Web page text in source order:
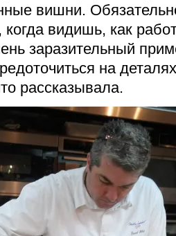
вишни.
когда видишь, как
заразительный
на
рассказывала.